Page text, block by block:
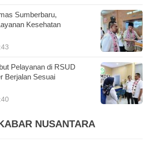
Sumberbaru,
Kesehatan
Pelayanan di RSUD
Berjalan Sesuai
NUSANTARA